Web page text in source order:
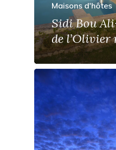
Maisons d'hôtes
Sidi Bou
de l’Olivier